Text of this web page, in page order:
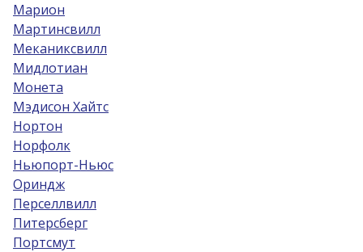
Марион
Мартинсвилл
Меканиксвилл
Мидлотиан
Монета
Мэдисон Хайтс
Нортон
Норфолк
Ньюпорт-Ньюс
Ориндж
Перселлвилл
Питерсберг
Портсмут